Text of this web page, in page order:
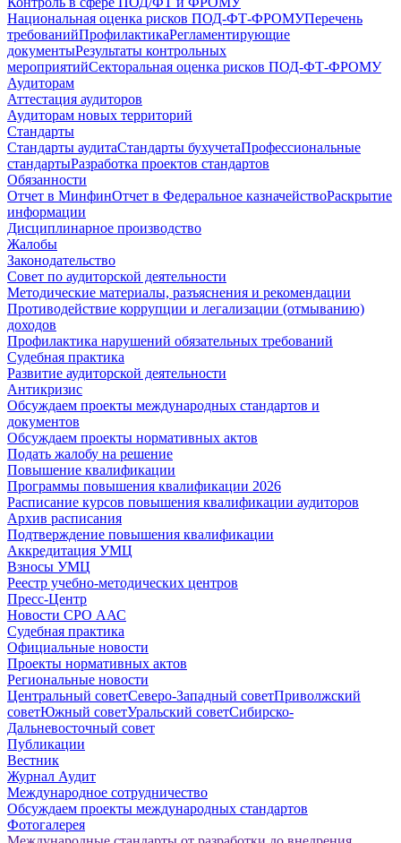
Национальная оценка рисков ПОД-ФТ-ФРОМУПеречень
требованийПрофилактикаРегламентирующие
документыРезультаты контрольных
мероприятийСекторальная оценка рисков ПОД-ФТ-ФРОМУ
Аудиторам
Аттестация аудиторов
Аудиторам новых территорий
Стандарты
Стандарты аудитаСтандарты бухучетаПрофессиональные
стандартыРазработка проектов стандартов
Обязанности
Отчет в МинфинОтчет в Федеральное казначействоРаскрытие
информации
Дисциплинарное производство
Жалобы
Законодательство
Совет по аудиторской деятельности
Методические материалы, разъяснения и рекомендации
Противодействие коррупции и легализации (отмыванию)
доходов
Профилактика нарушений обязательных требований
Судебная практика
Развитие аудиторской деятельности
Антикризис
Обсуждаем проекты международных стандартов и
документов
Обсуждаем проекты нормативных актов
Подать жалобу на решение
Повышение квалификации
Программы повышения квалификации 2026
Расписание курсов повышения квалификации аудиторов
Архив расписания
Подтверждение повышения квалификации
Аккредитация УМЦ
Взносы УМЦ
Реестр учебно-методических центров
Пресс-Центр
Новости СРО ААС
Судебная практика
Официальные новости
Проекты нормативных актов
Региональные новости
Центральный советСеверо-Западный советПриволжский
советЮжный советУральский советСибирско-
Дальневосточный совет
Публикации
Вестник
Журнал Аудит
Международное сотрудничество
Обсуждаем проекты международных стандартов
Фотогалерея